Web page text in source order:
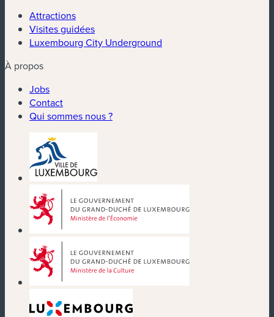
Attractions
Visites guidées
Luxembourg City Underground
À propos
Jobs
Contact
Qui sommes nous ?